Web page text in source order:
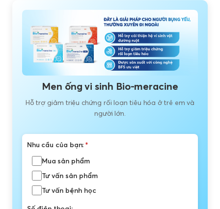
Men ống vi sinh Bio-meracine
Hỗ trợ giảm triệu chứng rối loạn tiêu hóa ở trẻ em và
người lớn.
Nhu cầu của bạn:*
Mua sản phẩm
Tư vấn sản phẩm
Tư vấn bệnh học